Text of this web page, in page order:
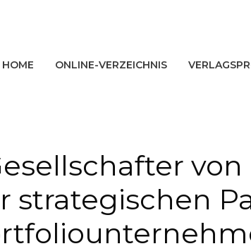
HOME ONLINE-VERZEICHNIS
strategischen